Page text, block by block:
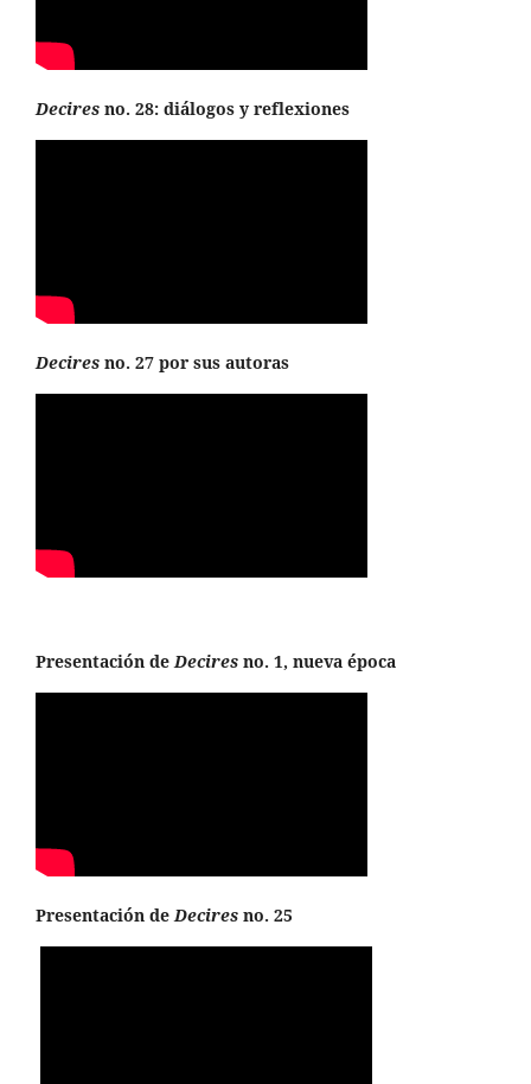
Decires no. 28: diálogos y reflexiones
Decires no. 27 por sus autoras
Presentación deDecires no. 1, nueva época
Presentación deDecires no. 25